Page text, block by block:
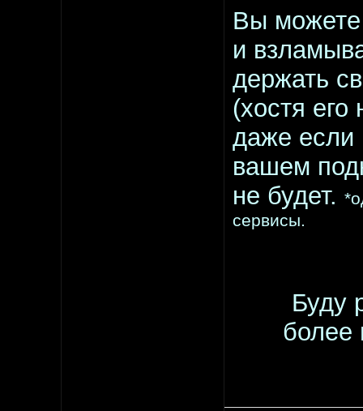
Вы можете
и
держать
(хостя
даже если
вашем
не будет.
сервисы.
Буду
более